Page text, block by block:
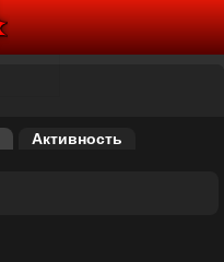
Активность